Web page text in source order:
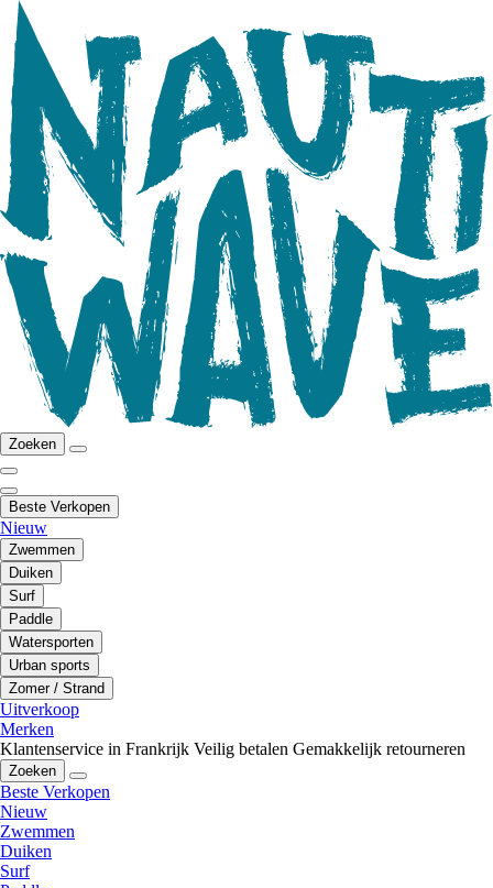
Zoeken
Beste Verkopen
Nieuw
Zwemmen
Duiken
Surf
Paddle
Watersporten
Urban sports
Zomer / Strand
Uitverkoop
Merken
Klantenservice in Frankrijk Veilig betalen Gemakkelijk retourneren
Zoeken
Beste Verkopen
Nieuw
Zwemmen
Duiken
Surf